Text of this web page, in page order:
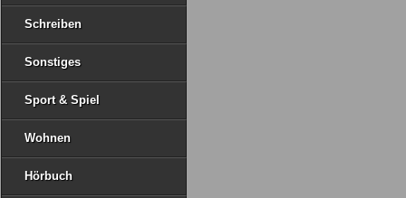
Schreiben
Sonstiges
Sport & Spiel
Wohnen
Hörbuch